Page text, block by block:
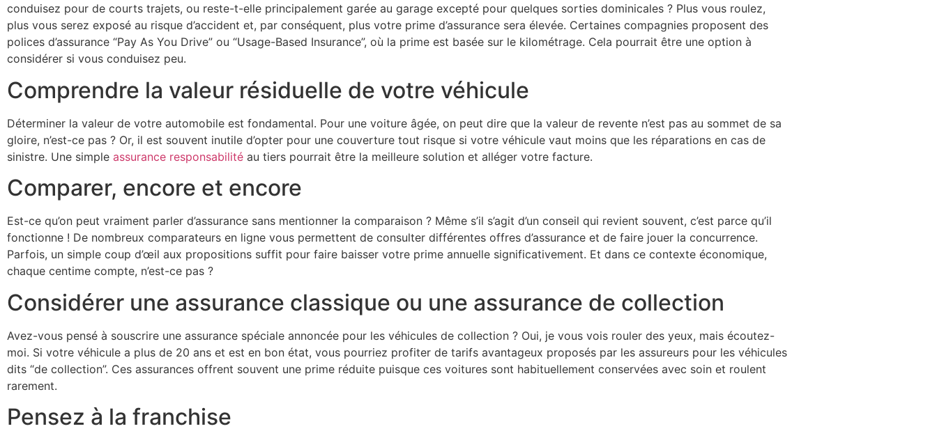
conduisez pour de courts trajets, ou reste-t-elle principalement garée au garage excepté pour quelques sorties dominicales ? Plus vous roulez,
plus vous serez exposé au risque d’accident et, par conséquent, plus votre prime d’assurance sera élevée. Certaines compagnies proposent des
polices d’assurance “Pay As You Drive” ou “Usage-Based Insurance”, où la prime est basée sur le kilométrage. Cela pourrait être une option à
considérer si vous conduisez peu.
Comprendre la valeur résiduelle de votre véhicule
Déterminer la valeur de votre automobile est fondamental. Pour une voiture âgée, on peut dire que la valeur de revente n’est pas au sommet de sa
gloire, n’est-ce pas ? Or, il est souvent inutile d’opter pour une couverture tout risque si votre véhicule vaut moins que les réparations en cas de
sinistre. Une simple assurance responsabilité au tiers pourrait être la meilleure solution et alléger votre facture.
Comparer, encore et encore
Est-ce qu’on peut vraiment parler d’assurance sans mentionner la comparaison ? Même s’il s’agit d’un conseil qui revient souvent, c’est parce qu’il
fonctionne ! De nombreux comparateurs en ligne vous permettent de consulter différentes offres d’assurance et de faire jouer la concurrence.
Parfois, un simple coup d’œil aux propositions suffit pour faire baisser votre prime annuelle significativement. Et dans ce contexte économique,
chaque centime compte, n’est-ce pas ?
Considérer une assurance classique ou une assurance de collection
Avez-vous pensé à souscrire une assurance spéciale annoncée pour les véhicules de collection ? Oui, je vous vois rouler des yeux, mais écoutez-
moi. Si votre véhicule a plus de 20 ans et est en bon état, vous pourriez profiter de tarifs avantageux proposés par les assureurs pour les véhicules
dits “de collection”. Ces assurances offrent souvent une prime réduite puisque ces voitures sont habituellement conservées avec soin et roulent
rarement.
Pensez à la franchise